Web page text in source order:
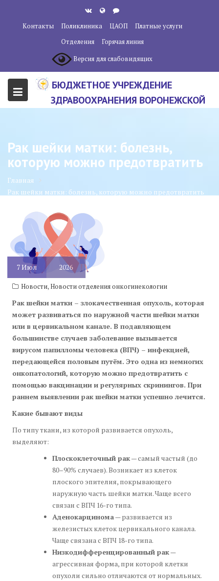
содержанию
Контакты Поликлиника ЦАОП
Платные услуги
Отделения
Горячая линия
Версия для слабовидящих
БЮДЖЕТНОЕ УЧРЕЖДЕНИЕ
ЗДРАВООХРАНЕНИЯ ВОРОНЕЖСКОЙ
КЛИНИЧЕСКИЙ ОНКОЛОГИЧЕСКИЙ
ЦЕНТР"
Рак шейки матки: болезнь,
которую можно предотвратить
Главная
Рак шейки матки: болезнь, которую можно предотвратить
7Июл 2026
Новости,Новости отделения онкогинекологии
Рак шейки матки – злокачественная опухоль, которая
может развиваться по наружной части шейки матки
или в цервикальном канале. В подавляющем
большинстве случаев заболевание вызывается
вирусом папилломы человека (ВПЧ) – инфекцией,
передающейся половым путём. Это одна из немногих
онкопатологий, которую можно предотвратить с
помощью вакцинации и регулярных скринингов. При
раннем выявлении рак шейки матки успешно лечится.
Какие бывают виды
По типу ткани, из которой развивается опухоль,
выделяют:
Плоскоклеточный рак— самый частый (до
80–90% случаев). Возникает из клеток
плоского эпителия, покрывающего
наружную часть шейки матки. Чаще всего
связан с ВПЧ 16-го типа.
Аденокарцинома— развивается из
железистых клеток цервикального канала.
Чаще связана с ВПЧ 18-го типа.
Низкодифференцированный рак—
агрессивная форма, при которой клетки
опухоли сильно отличаются от нормальных.